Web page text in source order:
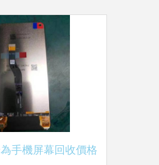
手機屏幕回收價格